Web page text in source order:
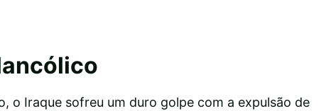
o Iraque sofreu um duro golpe com a expulsão de